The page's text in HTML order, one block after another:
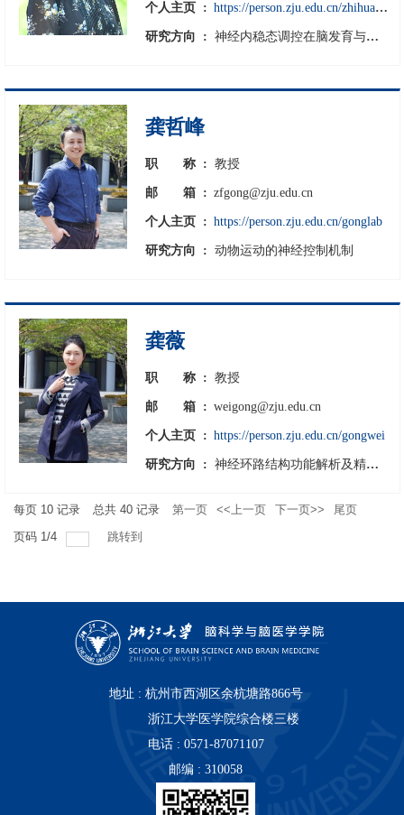
个人主页 :https://person.zju.edu.cn/zhihuagao
研究方向 : 神经内稳态调控在脑发育与疾病中的作用 神经-免疫-内分泌的神经环路与网络调控机制
龚哲峰
职 称 : 教授
邮 箱 :zfgong@zju.edu.cn
个人主页 :https://person.zju.edu.cn/gonglab
研究方向 : 动物运动的神经控制机制
龚薇
职 称 : 教授
邮 箱 :weigong@zju.edu.cn
个人主页 :https://person.zju.edu.cn/gongwei
研究方向 : 神经环路结构功能解析及精准调控的研究
每页 10记录 总共 40记录 第一页 <<上一页 下一页>>
尾页
页码 1/4 跳转到
地址 : 杭州市西湖区余杭塘路866号
浙江大学医学院综合楼三楼
电话 : 0571-87071107
邮编 : 310058